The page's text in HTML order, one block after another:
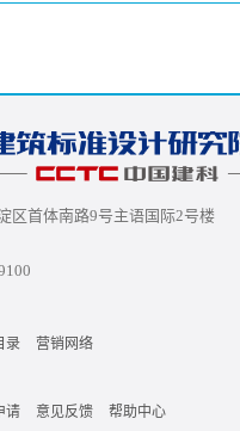
区首体南路9号主语国际2号楼
录 营销网络
请 意见反馈 帮助中心